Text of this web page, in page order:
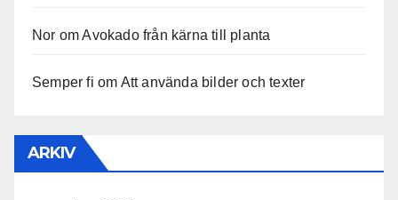
Nor omAvokado från kärna till planta
Semper fi om Att använda bilder och texter
ARKIV